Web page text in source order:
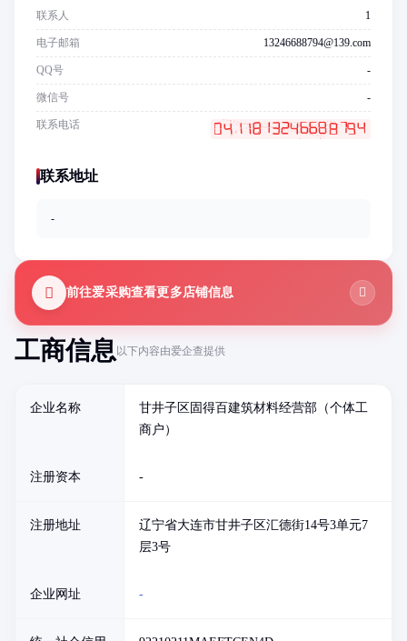
工商信息以下内容由爱企查提供
企业名称
甘井子区固得百建筑材料经营部（个体工
商户）
注册资本 -
注册地址
辽宁省大连市甘井子区汇德街14号3单元7
层3号
企业网址 -
联系人 1
电子邮箱 13246688794@139.com
QQ号 -
微信号 -
联系电话
联系地址
-
前往爱采购查看更多店铺信息